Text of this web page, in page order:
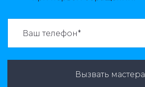
Вызвать мастера